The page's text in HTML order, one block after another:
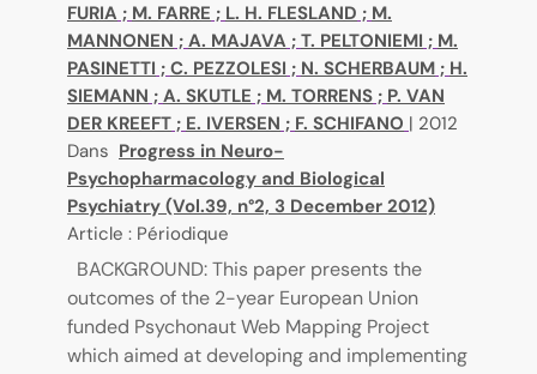
FURIA ; M. FARRE ; L. H. FLESLAND ; M.
MANNONEN ; A. MAJAVA ; T. PELTONIEMI ; M.
PASINETTI ; C. PEZZOLESI ; N. SCHERBAUM ; H.
SIEMANN ; A. SKUTLE ; M. TORRENS ; P. VAN
DER KREEFT ; E. IVERSEN ; F. SCHIFANO | 2012
Dans Progress in Neuro-
Psychopharmacology and Biological
Psychiatry (Vol.39, n°2, 3 December 2012)
Article : Périodique
BACKGROUND: This paper presents the
outcomes of the 2-year European Union
funded Psychonaut Web Mapping Project
which aimed at developing and implementing